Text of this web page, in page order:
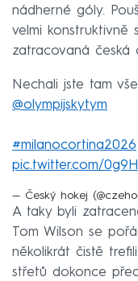
nádherné góly.
velmi
zatracovaná česká
Nechali jste tam
@olympijskytym
#milanocortina2026
pic.twitter.com/
— Český hokej
A taky byli
Tom Wilson se
několikrát čistě
střetů dokonce